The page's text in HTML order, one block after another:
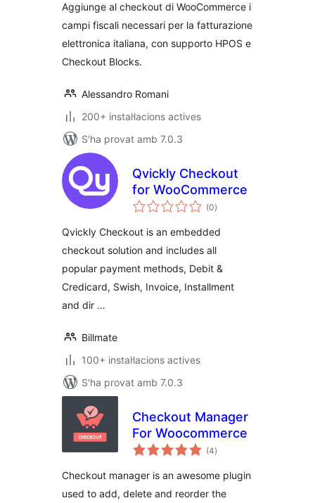
Aggiunge al checkout di WooCommerce i
campi fiscali necessari per la fatturazione
elettronica italiana, con supporto HPOS e
Checkout Blocks.
Alessandro Romani
200+ instal·lacions actives
S'ha provat amb 7.0.3
Qvickly Checkout
for WooCommerce
(0puntuacions
totals
)
Qvickly Checkout is an embedded
checkout solution and includes all
popular payment methods, Debit &
Credicard, Swish, Invoice, Installment
and dir …
Billmate
100+ instal·lacions actives
S'ha provat amb 7.0.3
Checkout Manager
For Woocommerce
(4puntuacions
totals
)
Checkout manager is an awesome plugin
used to add, delete and reorder the